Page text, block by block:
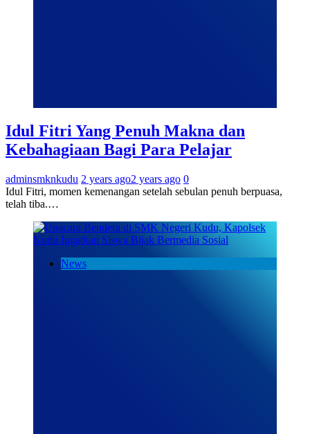
Idul Fitri Yang Penuh Makna dan
Kebahagiaan Bagi Para Pelajar
adminsmknkudu 2 years ago2 years ago 0
Idul Fitri, momen kemenangan setelah sebulan penuh berpuasa,
telah tiba.…
News